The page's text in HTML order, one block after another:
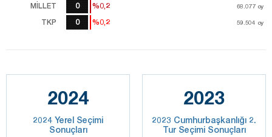
MİLLET
TKP
0
0
%0,2 68.077 oy
%0,2 59.504 oy
%0,2 68.077 oy
%0,2 59.504 oy
2024
2024 Yerel Seçimi
Sonuçları
2023
2023 Cumhurbaşkanlığı 2.
Tur Seçimi Sonuçları